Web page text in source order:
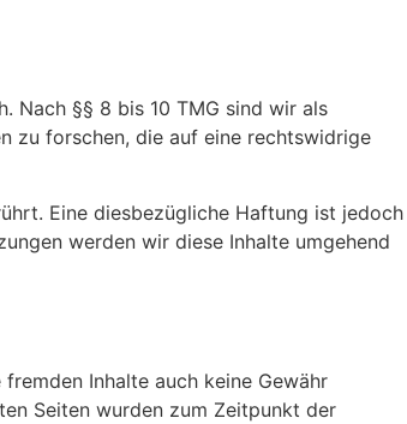
Nach §§ 8 bis 10 TMG sind wir als
zu forschen, die auf eine rechtswidrige
Eine diesbezügliche Haftung ist jedoch
werden wir diese Inhalte umgehend
Inhalte auch keine Gewähr
Seiten wurden zum Zeitpunkt der